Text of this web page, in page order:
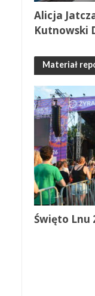
Alicja
Kutnowski
Materiał
Święto Lnu